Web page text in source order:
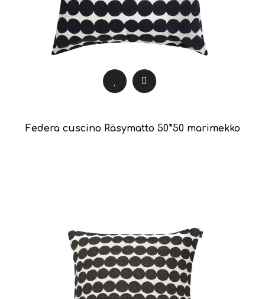
Federa cuscino Räsymatto 50*50 marimekko